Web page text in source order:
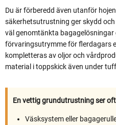
Du är förberedd även utanför
säkerhetsutrustning ger skydd
väl genomtänkta bagagelösningar
förvaringsutrymme för flerdagars
kompletteras av oljor och
material i toppskick även under
En vettig grundutrustning ser
Väsksystem eller